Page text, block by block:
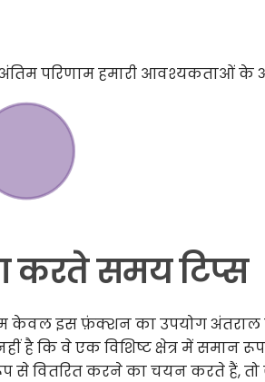
परिणाम हमारी आवश्यकताओं के
समय टिप्स
केवल इस फ़ंक्शन का उपयोग अंतराल
कि वे एक विशिष्ट क्षेत्र में समान रूप
से वितरित करने का चयन करते हैं,